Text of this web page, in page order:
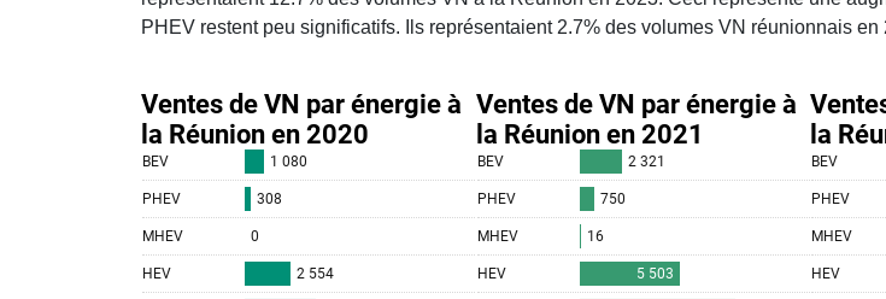
PHEV restent peu significatifs. Ils représentaient 2.7% des volumes VN réunionnais en